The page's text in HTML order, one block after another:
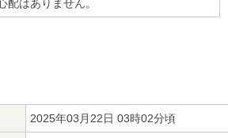
配はありません。
2025年03月22日 03時02分頃